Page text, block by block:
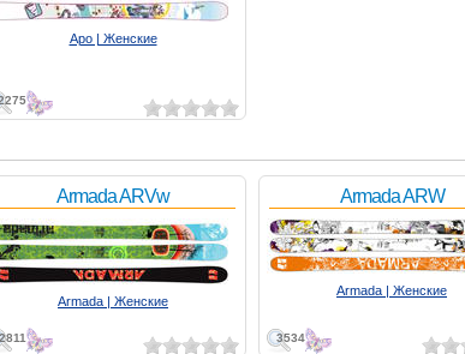
Apo | Женские
2811
Armada ARVw
Armada | Женские
3534
Armada ARW
Armada | Женские